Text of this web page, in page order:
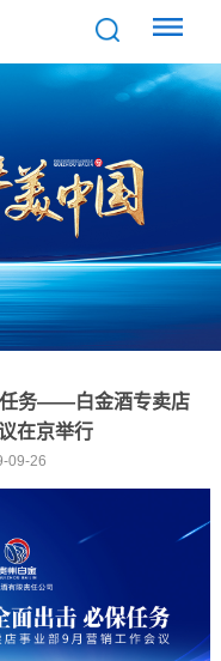
任务——白金酒专卖店
在京举行
09-26